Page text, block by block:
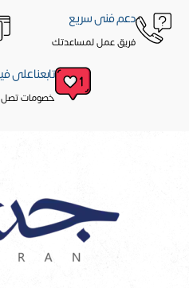
دعم فنى سريع
فريق عمل لمساعدتك
تابعنا
خصومات تصل